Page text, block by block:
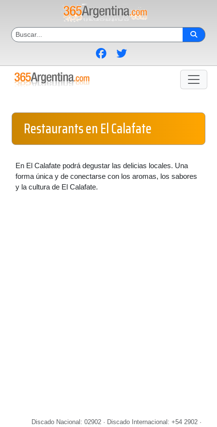
Restaurants en El Calafate
En El Calafate podrá degustar las delicias locales. Una
forma única y de conectarse con los aromas, los sabores
y la cultura de El Calafate.
Discado Nacional: 02902 · Discado Internacional: +54 2902 ·